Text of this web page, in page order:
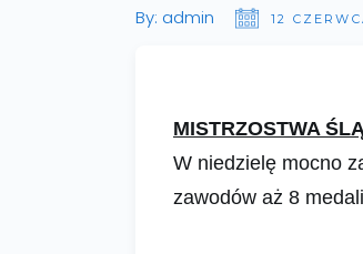
By: admin 12
MISTRZOSTWA
W niedzielę mocno
zawodów aż 8 medali